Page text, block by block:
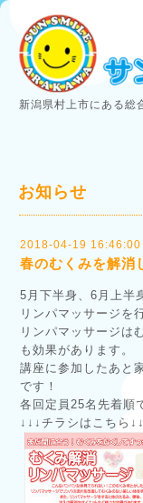
新潟県村上市にある総
お知らせ
2018-04-19 16:46:00
春のむくみを解消
5月下半身、6月上半
リンパマッサージを
リンパマッサージは
も効果があります。
講座に参加したあと
です！
各回定員25名先着順
↓↓↓チラシはこちら